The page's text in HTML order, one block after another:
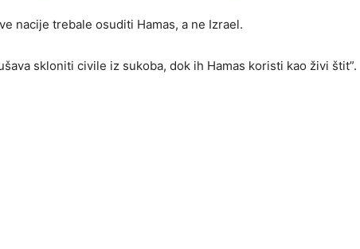
nacije trebale osuditi Hamas, a ne Izrael.
skloniti civile iz sukoba, dok ih Hamas koristi kao živi štit”.